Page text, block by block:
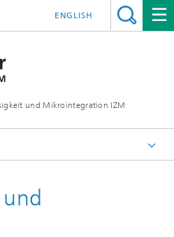
und Mikrointegration IZM
ENGLISH